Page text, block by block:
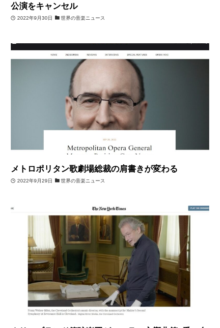
公演をキャンセル
2022年9月30日 世界の音楽ニュース
メトロポリタン歌劇場総裁の肩書きが変わる
2022年9月29日 世界の音楽ニュース